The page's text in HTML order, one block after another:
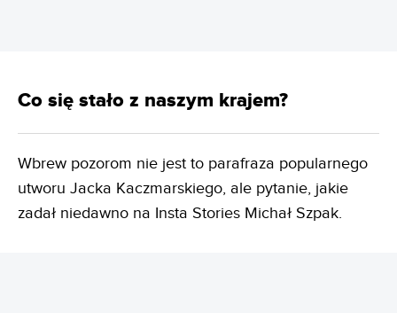
Co się stało z naszym krajem?
Wbrew pozorom nie jest to parafraza popularnego
utworu Jacka Kaczmarskiego, ale pytanie, jakie
zadał niedawno na Insta Stories Michał Szpak.